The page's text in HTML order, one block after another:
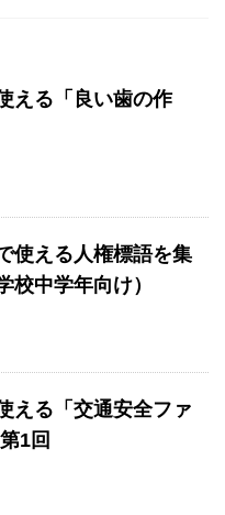
える「良い歯の作
使える人権標語を集
校中学年向け）
える「交通安全ファ
1回